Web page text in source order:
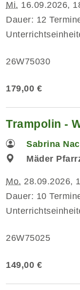
Mi. 16.09.2026,
Dauer: 12
26W75030
179,00 €
Trampolin -
Sabrina
Mäder
Mo. 28.09.2026,
Dauer: 10
26W75025
149,00 €